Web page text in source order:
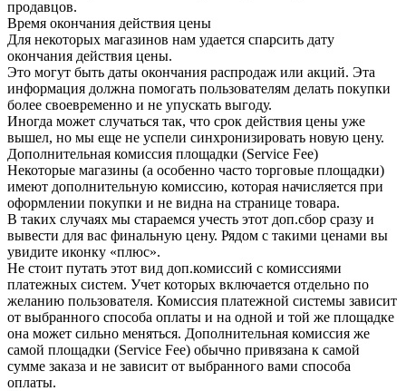
продавцов.
Время окончания действия цены
Для некоторых магазинов нам удается спарсить дату
окончания действия цены.
Это могут быть даты окончания распродаж или акций. Эта
информация должна помогать пользователям делать покупки
более своевременно и не упускать выгоду.
Иногда может случаться так, что срок действия цены уже
вышел, но мы еще не успели синхронизировать новую цену.
Дополнительная комиссия площадки (Service Fee)
Некоторые магазины (а особенно часто торговые площадки)
имеют дополнительную комиссию, которая начисляется при
оформлении покупки и не видна на странице товара.
В таких случаях мы стараемся учесть этот доп.сбор сразу и
вывести для вас финальную цену. Рядом с такими ценами вы
увидите иконку «плюс».
Не стоит путать этот вид доп.комиссий с комиссиями
платежных систем. Учет которых включается отдельно по
желанию пользователя. Комиссия платежной системы зависит
от выбранного способа оплаты и на одной и той же площадке
она может сильно меняться. Дополнительная комиссия же
самой площадки (Service Fee) обычно привязана к самой
сумме заказа и не зависит от выбранного вами способа
оплаты.